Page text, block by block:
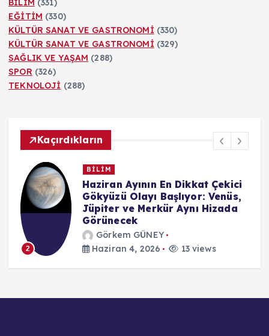
BİLİM (331)
EĞİTİM (330)
KÜLTÜR SANAT VE GASTRONOMİ (330)
KÜLTÜR SANAT VE GASTRONOMİ (329)
SAĞLIK VE YAŞAM (288)
SPOR (326)
TEKNOLOJİ (288)
Kaçırdıkların
2
BİLİM
Haziran Ayının En Dikkat Çekici
Gökyüzü Olayı Başlıyor: Venüs,
Jüpiter ve Merkür Aynı Hizada
Görünecek
Görkem GÜNEY
Haziran 4, 2026
13 views